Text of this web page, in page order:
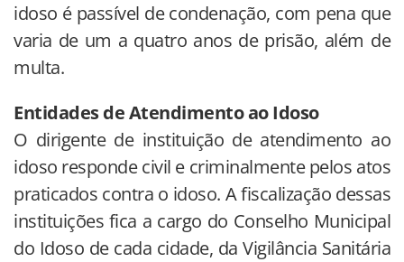
idoso é passível de condenação, com pena que
varia de um a quatro anos de prisão, além de
multa.
Entidades de Atendimento ao Idoso
O dirigente de instituição de atendimento ao
idoso responde civil e criminalmente pelos atos
praticados contra o idoso. A fiscalização dessas
instituições fica a cargo do Conselho Municipal
do Idoso de cada cidade, da Vigilância Sanitária